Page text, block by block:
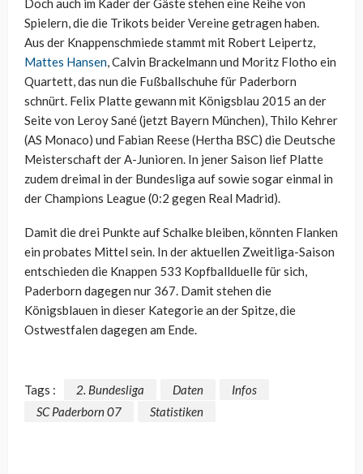
Doch auch im Kader der Gäste stehen eine Reihe von
Spielern, die die Trikots beider Vereine getragen haben.
Aus der Knappenschmiede stammt mit Robert Leipertz,
Mattes Hansen, Calvin Brackelmann und Moritz Flotho ein
Quartett, das nun die Fußballschuhe für Paderborn
schnürt. Felix Platte gewann mit Königsblau 2015 an der
Seite von Leroy Sané (jetzt Bayern München), Thilo Kehrer
(AS Monaco) und Fabian Reese (Hertha BSC) die Deutsche
Meisterschaft der A-Junioren. In jener Saison lief Platte
zudem dreimal in der Bundesliga auf sowie sogar einmal in
der Champions League (0:2 gegen Real Madrid).
Damit die drei Punkte auf Schalke bleiben, könnten Flanken
ein probates Mittel sein. In der aktuellen Zweitliga-Saison
entschieden die Knappen 533 Kopfballduelle für sich,
Paderborn dagegen nur 367. Damit stehen die
Königsblauen in dieser Kategorie an der Spitze, die
Ostwestfalen dagegen am Ende.
Tags : 2. Bundesliga Daten
Infos
SC Paderborn 07
Statistiken